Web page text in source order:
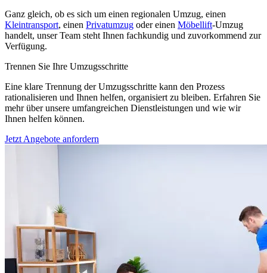
Ganz gleich, ob es sich um einen regionalen Umzug, einen
Kleintransport, einen Privatumzug oder einen Möbellift-Umzug
handelt, unser Team steht Ihnen fachkundig und zuvorkommend zur
Verfügung.
Trennen Sie Ihre Umzugsschritte
Eine klare Trennung der Umzugsschritte kann den Prozess
rationalisieren und Ihnen helfen, organisiert zu bleiben. Erfahren Sie
mehr über unsere umfangreichen Dienstleistungen und wie wir
Ihnen helfen können.
Jetzt Angebote anfordern